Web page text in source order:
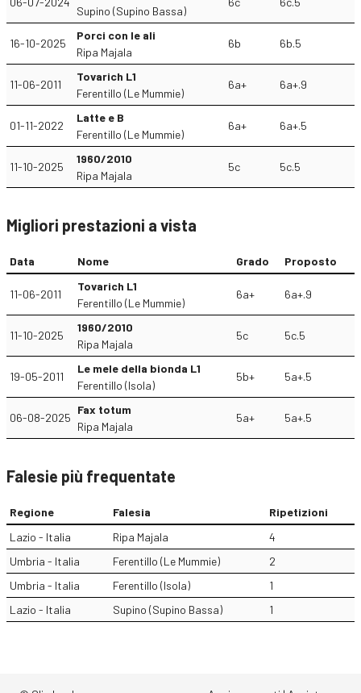
Supino (Supino Bassa)
16-10-2025
Porci con le ali
Ripa Majala
6b 6b.5
11-06-2011
Tovarich L1
Ferentillo (Le Mummie)
6a+ 6a+.9
01-11-2022
Latte e B
Ferentillo (Le Mummie)
6a+ 6a+.5
11-10-2025
1960/2010
Ripa Majala
5c 5c.5
Migliori prestazioni a vista
Data Nome Grado Proposto
11-06-2011
Tovarich L1
Ferentillo (Le Mummie)
6a+ 6a+.9
11-10-2025
1960/2010
Ripa Majala
5c 5c.5
19-05-2011
Le mele della bionda L1
Ferentillo (Isola)
5b+ 5a+.5
06-08-2025
Fax totum
Ripa Majala
5a+ 5a+.5
Falesie più frequentate
Regione Falesia
Ripetizioni
Lazio - Italia
Ripa Majala
4
Umbria - Italia
Ferentillo (Le Mummie)
2
Umbria - Italia
Ferentillo (Isola)
1
Lazio - Italia
Supino (Supino Bassa) 1